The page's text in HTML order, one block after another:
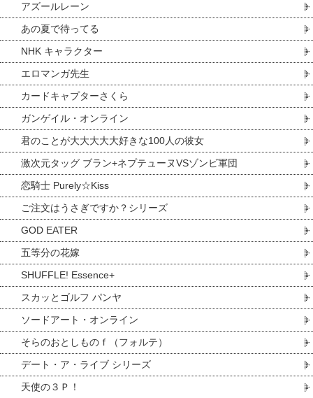
アズールレーン
あの夏で待ってる
NHK キャラクター
エロマンガ先生
カードキャプターさくら
ガンゲイル・オンライン
君のことが大大大大大好きな100人の彼女
激次元タッグ ブラン+ネプテューヌVSゾンビ軍団
恋騎士 Purely☆Kiss
ご注文はうさぎですか？シリーズ
GOD EATER
五等分の花嫁
SHUFFLE! Essence+
スカッとゴルフ パンヤ
ソードアート・オンライン
そらのおとしものｆ（フォルテ）
デート・ア・ライブ シリーズ
天使の３Ｐ！